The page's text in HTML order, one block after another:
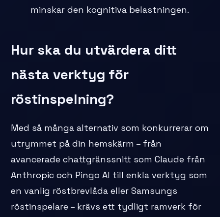
minskar den kognitiva belastningen.
Hur ska du utvärdera ditt
nästa verktyg för
röstinspelning?
Med så många alternativ som konkurrerar om
utrymmet på din hemskärm – från
avancerade chattgränssnitt som Claude från
Anthropic och Pingo AI till enkla verktyg som
en vanlig röstbrevlåda eller Samsungs
röstinspelare – krävs ett tydligt ramverk för